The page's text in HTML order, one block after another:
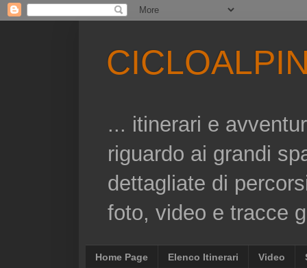
... itinerari e
riguardo ai grandi
dettagliate di
foto, video e tracce
Home Page Elenco Itinerari Video